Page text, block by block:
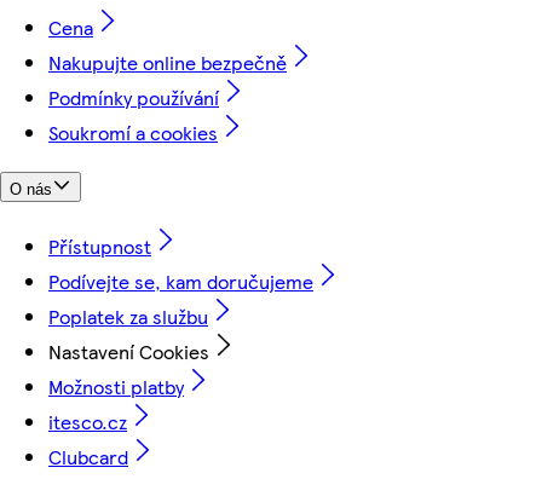
Cena
Nakupujte online bezpečně
Podmínky používání
Soukromí a cookies
O nás
Přístupnost
Podívejte se, kam doručujeme
Poplatek za službu
Nastavení Cookies
Možnosti platby
itesco.cz
Clubcard